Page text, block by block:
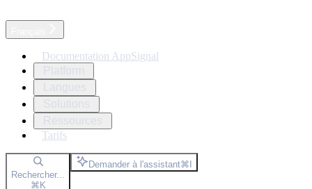
Documentation AppSignal
Tarifs
Rechercher...
⌘K
Demander à l'assistant⌘I